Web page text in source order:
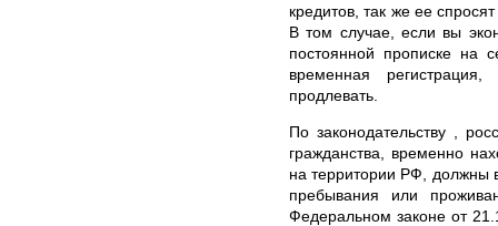
кредитов, так же ее
В том случае, если вы
постоянной прописке на
временная
продлевать.
По законодательству ,
гражданства, временно
на территории РФ, должны
пребывания или
Федеральном законе от